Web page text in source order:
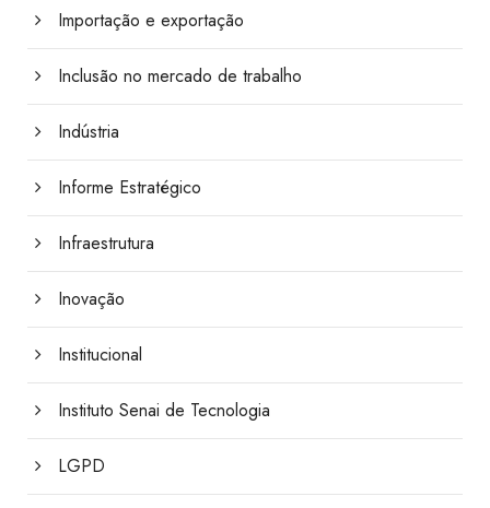
Importação e exportação
Inclusão no mercado de trabalho
Indústria
Informe Estratégico
Infraestrutura
Inovação
Institucional
Instituto Senai de Tecnologia
LGPD